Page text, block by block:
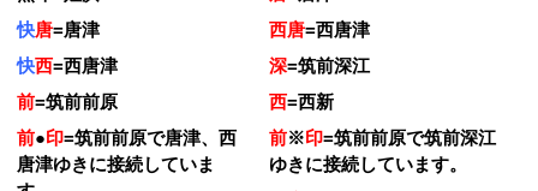
快唐=唐津 西唐=西唐津
快西=西唐津 深=筑前深江
前=筑前前原 西=西新
前●印=筑前前原で唐津、西
唐津ゆきに接続していま
前※印=筑前前原で筑前深江
ゆきに接続しています。